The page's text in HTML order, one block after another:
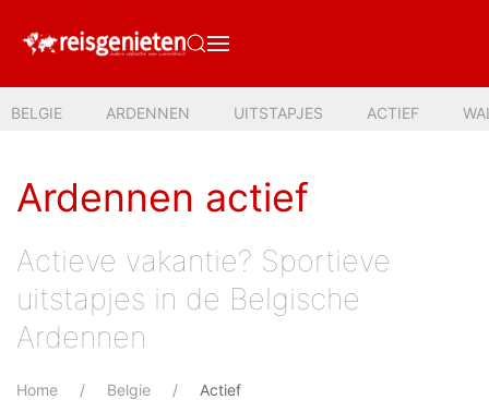
BELGIE ARDENNEN UITSTAPJES ACTIEF
Ardennen actief
Actieve vakantie? Sportieve
uitstapjes in de Belgische
Ardennen
Home Belgie Actief